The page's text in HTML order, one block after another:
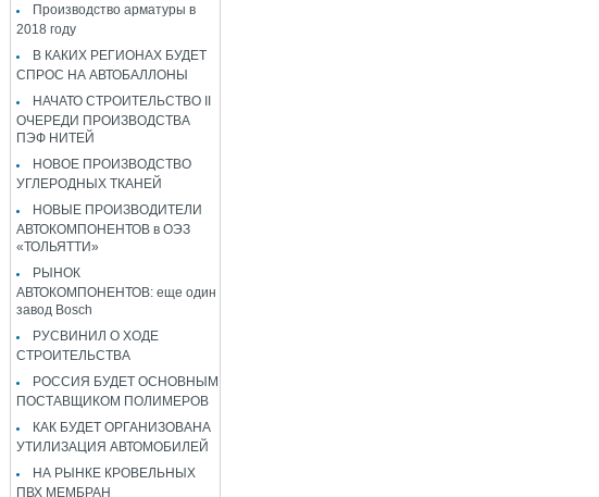
Производство арматуры в
2018 году
В КАКИХ РЕГИОНАХ БУДЕТ
СПРОС НА АВТОБАЛЛОНЫ
НАЧАТО СТРОИТЕЛЬСТВО II
ОЧЕРЕДИ ПРОИЗВОДСТВА
ПЭФ НИТЕЙ
НОВОЕ ПРОИЗВОДСТВО
УГЛЕРОДНЫХ ТКАНЕЙ
НОВЫЕ ПРОИЗВОДИТЕЛИ
АВТОКОМПОНЕНТОВ в ОЭЗ
«ТОЛЬЯТТИ»
РЫНОК
АВТОКОМПОНЕНТОВ: еще один
завод Bosch
РУСВИНИЛ О ХОДЕ
СТРОИТЕЛЬСТВА
РОССИЯ БУДЕТ ОСНОВНЫМ
ПОСТАВЩИКОМ ПОЛИМЕРОВ
КАК БУДЕТ ОРГАНИЗОВАНА
УТИЛИЗАЦИЯ АВТОМОБИЛЕЙ
НА РЫНКЕ КРОВЕЛЬНЫХ
ПВХ МЕМБРАН